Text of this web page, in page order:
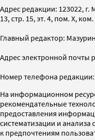
Адрес редакции: 123022, г.
13, стр. 15, эт. 4, пом. X, ком.
Главный редактор:
Адрес электронной почты
Номер телефона редакции:
На информационном
рекомендательные
предоставления
систематизации и анализа
к предпочтениям